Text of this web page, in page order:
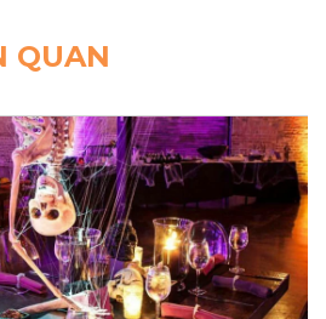
QUAN